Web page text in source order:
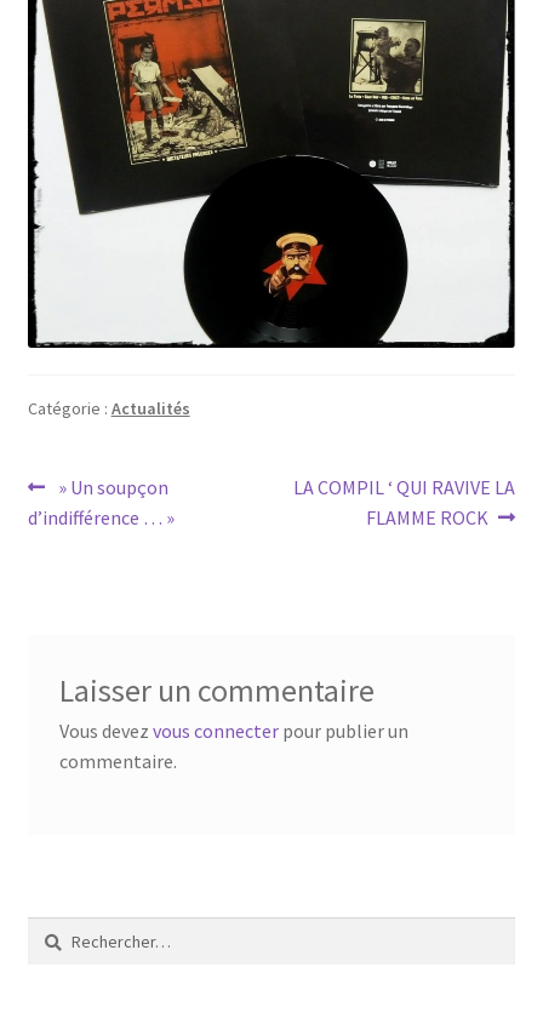
Catégorie : Actualités
Navigation
Article
précédent :
» Un soupçon
d’indifférence … »
Article
LA COMPIL ‘ QUI RAVIVE LA
FLAMME ROCK
Laisser un commentaire
Vous devez vous connecterpour publier un
commentaire.
Rechercher :